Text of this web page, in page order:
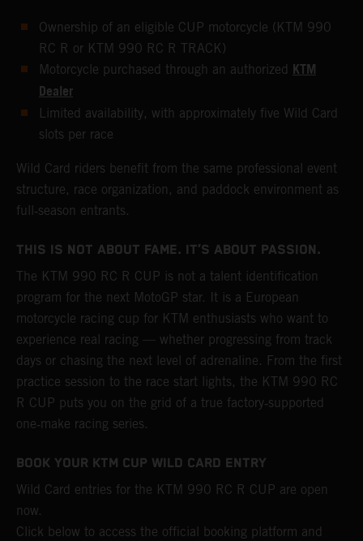
Ownership of an eligible CUP motorcycle (KTM 990
RC R or KTM 990 RC R TRACK)
Motorcycle purchased through an authorized KTM
Dealer
Limited availability, with approximately five Wild Card
slots per race
Wild Card riders benefit from the same professional event
structure, race organization, and paddock environment as
full‑season entrants.
THIS IS NOT ABOUT FAME. IT’S ABOUT PASSION.
The KTM 990 RC R CUP is not a talent identification
program for the next MotoGP star. It is a European
motorcycle racing cup for KTM enthusiasts who want to
experience real racing — whether progressing from track
days or chasing the next level of adrenaline. From the first
practice session to the race start lights, the KTM 990 RC
R CUP puts you on the grid of a true factory‑supported
one‑make racing series.
BOOK YOUR KTM CUP WILD CARD ENTRY
Wild Card entries for the KTM 990 RC R CUP are open
now.
Click below to access the official booking platform and